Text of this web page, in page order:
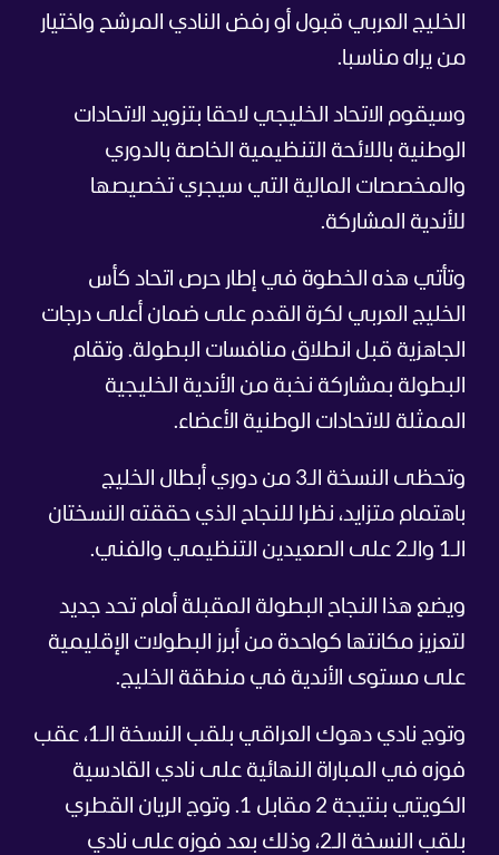
الخليج العربي قبول أو رفض النادي المرشح واختيار
من يراه مناسبا.
وسيقوم الاتحاد الخليجي لاحقا بتزويد الاتحادات
الوطنية باللائحة التنظيمية الخاصة بالدوري
والمخصصات المالية التي سيجري تخصيصها
للأندية المشاركة.
وتأتي هذه الخطوة في إطار حرص اتحاد كأس
الخليج العربي لكرة القدم على ضمان أعلى درجات
الجاهزية قبل انطلاق منافسات البطولة. وتقام
البطولة بمشاركة نخبة من الأندية الخليجية
الممثلة للاتحادات الوطنية الأعضاء.
وتحظى النسخة الـ3 من دوري أبطال الخليج
باهتمام متزايد، نظرا للنجاح الذي حققته النسختان
الـ1 والـ2 على الصعيدين التنظيمي والفني.
ويضع هذا النجاح البطولة المقبلة أمام تحد جديد
لتعزيز مكانتها كواحدة من أبرز البطولات الإقليمية
على مستوى الأندية في منطقة الخليج.
وتوج نادي دهوك العراقي بلقب النسخة الـ1، عقب
فوزه في المباراة النهائية على نادي القادسية
الكويتي بنتيجة 2 مقابل 1. وتوج الريان القطري
بلقب النسخة الـ2، وذلك بعد فوزه على نادي